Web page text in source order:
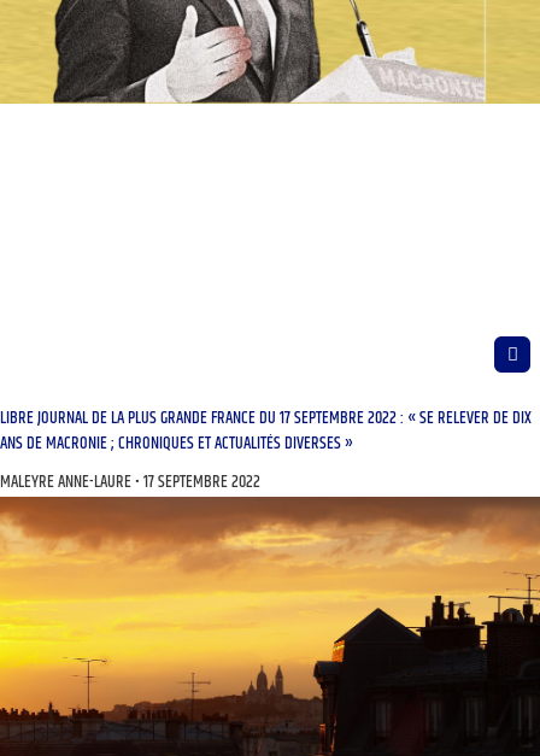
LIBRE JOURNAL DE LA PLUS GRANDE FRANCE DU 17 SEPTEMBRE 2022 : « SE RELEVER DE DIX
ANS DE MACRONIE ; CHRONIQUES ET ACTUALITÉS DIVERSES »
MALEYRE ANNE-LAURE 17 SEPTEMBRE 2022